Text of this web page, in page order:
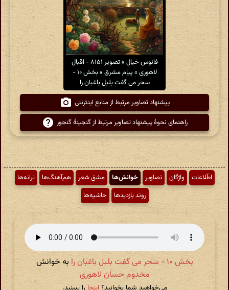
فانوس خیال » تصویر ۸۱۵۱ - اقبال
لاهوری » پیام مشرق » بخش ۱۰ -
سحر می گفت بلبل باغبان را
پیشنهاد تصاویر مرتبط از منابع اینترنتی
راهنمای نحوهٔ پیشنهاد تصاویر مرتبط از گنجینهٔ گنجور
اطّلاعات واژگان تصاویر خوانش‌ها مشق شعر هم‌آهنگ‌ها
ترانه‌ها
روند بازدیدها
حاشیه‌ها
بخش ۱۰ - سحر می گفت بلبل باغبان را
به خوانش
مخدوم حسان لاهوری
می‌خواهید شما بخوانید؟اینجا را ببینید.